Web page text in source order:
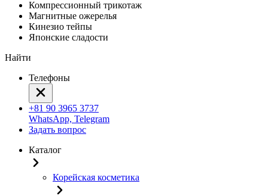
Компрессионный трикотаж
Магнитные ожерелья
Кинезио тейпы
Японские сладости
Найти
Телефоны
+81 90 3965 3737
WhatsApp, Telegram
Задать вопрос
Каталог
Корейская косметика